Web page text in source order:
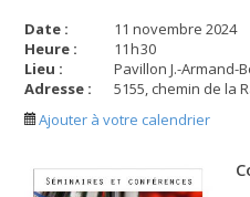
Date :
11 novembre 2024
Heure :
11h30
Lieu :
Pavillon J.-Armand-
Adresse :
5155, chemin de la
Ajouter à votre calendrier